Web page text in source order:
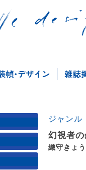
ジャンル
幻視者
織守きょ